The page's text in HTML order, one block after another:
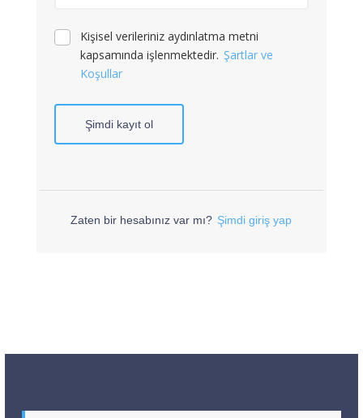
Kişisel verileriniz aydınlatma metni
kapsamında işlenmektedir. Şartlar ve
Koşullar
Şimdi kayıt ol
Zaten bir hesabınız var mı? Şimdi giriş yap